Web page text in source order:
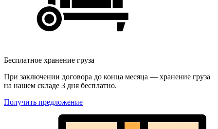
Бесплатное хранение груза
При заключении договора до конца месяца — хранение груза
на нашем складе 3 дня бесплатно.
Получить предложение